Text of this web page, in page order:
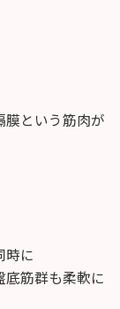
膜という筋肉が
時に
底筋群も柔軟に